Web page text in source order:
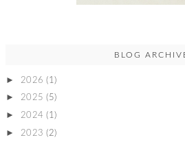
BLOG
► 2026 (1)
► 2025 (5)
► 2024 (1)
► 2023 (2)